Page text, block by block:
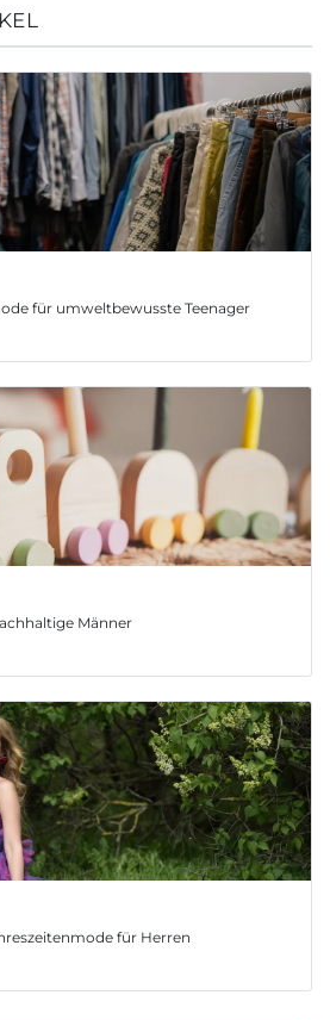
für umweltbewusste Teenager
Männer
für Herren